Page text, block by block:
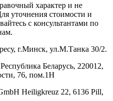
характер и не
уточнения стоимости и
с консультантами по
г.Минск, ул.М.Танка 30/2.
Беларусь, 220012,
76, пом.1Н
Heiligkreuz 22, 6136 Pill,